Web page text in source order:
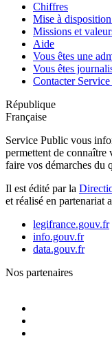
Chiffres
Mise à
Missions et
Aide
Vous êtes une
Vous êtes
Contacter
République
Française
Service Public vous
permettent de connaître
faire vos démarches du
Il est édité par la
et réalisé en partenariat
legifrance.gouv.fr
info.gouv.fr
data.gouv.fr
Nos partenaires